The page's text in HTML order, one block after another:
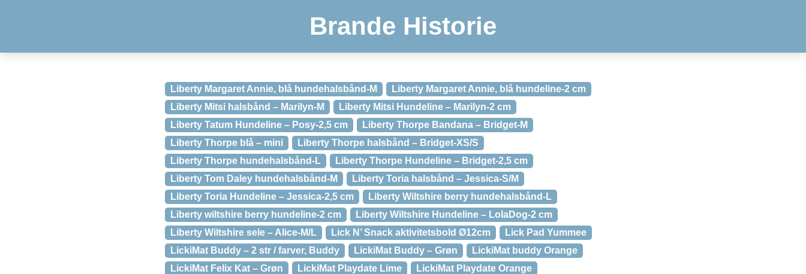
Brande Historie
Liberty Margaret Annie, blå hundehalsbånd-M
Liberty Margaret Annie, blå hundeline-2 cm
Liberty Mitsi halsbånd – Marilyn-M
Liberty Mitsi Hundeline – Marilyn-2 cm
Liberty Tatum Hundeline – Posy-2,5 cm
Liberty Thorpe Bandana – Bridget-M
Liberty Thorpe blå – mini
Liberty Thorpe halsbånd – Bridget-XS/S
Liberty Thorpe hundehalsbånd-L
Liberty Thorpe Hundeline – Bridget-2,5 cm
Liberty Tom Daley hundehalsbånd-M
Liberty Toria halsbånd – Jessica-S/M
Liberty Toria Hundeline – Jessica-2,5 cm
Liberty Wiltshire berry hundehalsbånd-L
Liberty wiltshire berry hundeline-2 cm
Liberty Wiltshire Hundeline – LolaDog-2 cm
Liberty Wiltshire sele – Alice-M/L
Lick N’ Snack aktivitetsbold Ø12cm
Lick Pad Yummee
LickiMat Buddy – 2 str / farver, Buddy
LickiMat Buddy – Grøn
LickiMat buddy Orange
LickiMat Felix Kat – Grøn
LickiMat Playdate Lime
LickiMat Playdate Orange